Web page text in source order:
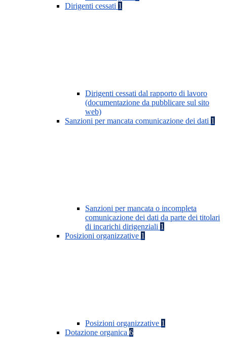
Dirigenti cessati 1
Dirigenti cessati dal rapporto di lavoro
(documentazione da pubblicare sul sito
web)
Sanzioni per mancata comunicazione dei dati 1
Sanzioni per mancata o incompleta
comunicazione dei dati da parte dei titolari
di incarichi dirigenziali 1
Posizioni organizzative 1
Posizioni organizzative 1
Dotazione organica 6